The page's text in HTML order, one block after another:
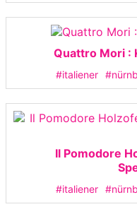
Quattro Mori :
#italiener
Il Pomodore
#italiener